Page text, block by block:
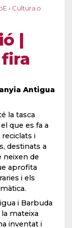
› Cultura o
|
Antigua
la tasca
que es fa a
i
destinats a
neixen de
aprofita
i els
i Barbuda
mateixa
inventat i